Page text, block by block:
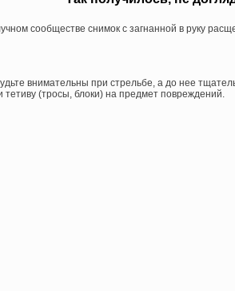
сообществе снимок с загнанной в руку
внимательны при стрельбе, а до нее
тетиву (тросы, блоки) на предмет повреждений.